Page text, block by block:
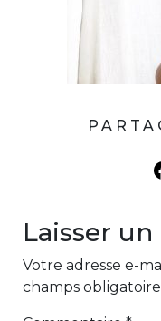
Laisser
Votre adresse e-
champs